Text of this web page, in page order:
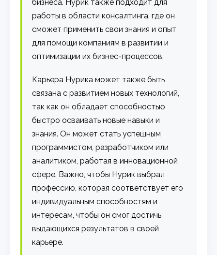
бизнеса. Нурик также подходит для
работы в области консалтинга, где он
сможет применить свои знания и опыт
для помощи компаниям в развитии и
оптимизации их бизнес-процессов.
Карьера Нурика может также быть
связана с развитием новых технологий,
так как он обладает способностью
быстро осваивать новые навыки и
знания. Он может стать успешным
программистом, разработчиком или
аналитиком, работая в инновационной
сфере. Важно, чтобы Нурик выбрал
профессию, которая соответствует его
индивидуальным способностям и
интересам, чтобы он смог достичь
выдающихся результатов в своей
карьере.